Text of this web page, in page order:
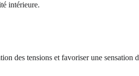
intérieure.
des tensions et favoriser une sensation